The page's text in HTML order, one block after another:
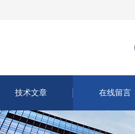
技术文章 在线留言